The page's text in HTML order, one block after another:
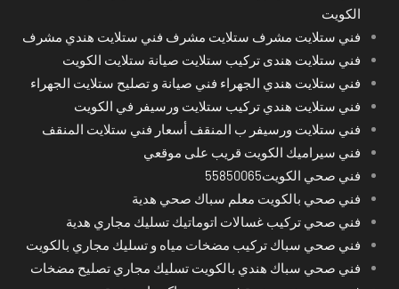
الكويت
فني ستلايت مشرف ستلايت مشرف فني ستلايت هندي مشرف
فني ستلايت هندى تركيب ستلايت صيانة ستلايت الكويت
فني ستلايت هندي الجهراء فني صيانة و تصليح ستلايت الجهراء
فني ستلايت هندي تركيب ستلايت ورسيفر في الكويت
فني ستلايت ورسيفر ب المنقف أسعار فني ستلايت المنقف
فني سيراميك الكويت قريب على موقعي
فني صحي الكويت55850065
فني صحي بالكويت معلم سباك صحي هدية
فني صحي تركيب غسالات اتوماتيك تسليك مجاري هدية
فني صحي سباك تركيب مضخات مياه و تسليك مجاري بالكويت
فني صحي سباك هندي بالكويت تسليك مجاري تصليح مضخات